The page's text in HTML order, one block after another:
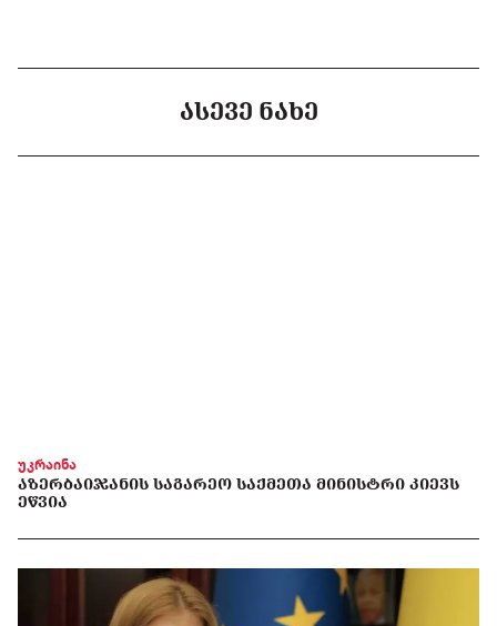
ᲐᲡᲔᲕᲔ ᲜᲐᲮᲔ
უკრაინა
ᲐᲖᲔᲠᲑᲐᲘᲯᲐᲜᲘᲡ ᲡᲐᲒᲐᲠᲔᲝ ᲡᲐᲥᲛᲔᲗᲐ ᲛᲘᲜᲘᲡᲢᲠᲘ ᲙᲘᲔᲕᲡ
ᲔᲬᲕᲘᲐ